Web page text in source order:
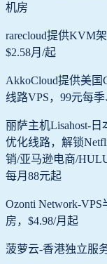
机房
rarecloud提供KVM
$2.58月/起
AkkoCloud提供美
线路VPS，99元每
丽萨主机Lisahost-
优化线路，解锁
销/亚马逊电商/
每月88元起
Ozonti Network-
房，$4.98/月起
菠萝云-香港独立服